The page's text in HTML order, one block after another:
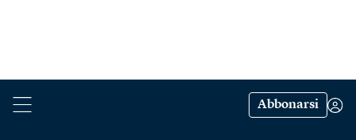
Abbonarsi